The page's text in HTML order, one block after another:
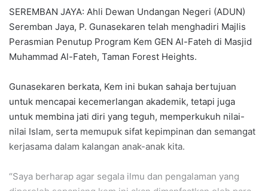
SEREMBAN JAYA: Ahli Dewan Undangan Negeri (ADUN)
Seremban Jaya, P. Gunasekaren telah menghadiri Majlis
Perasmian Penutup Program Kem GEN Al-Fateh di Masjid
Muhammad Al-Fateh, Taman Forest Heights.
Gunasekaren berkata, Kem ini bukan sahaja bertujuan
untuk mencapai kecemerlangan akademik, tetapi juga
untuk membina jati diri yang teguh, memperkukuh nilai-
nilai Islam, serta memupuk sifat kepimpinan dan semangat
kerjasama dalam kalangan anak-anak kita.
“Saya berharap agar segala ilmu dan pengalaman yang